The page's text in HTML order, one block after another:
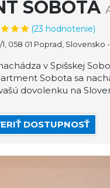
SOBOTA
(23 hodnotenie)
058 01 Poprad, Slovensko -
v Spišskej
Sobota sa
dovolenku na
DOSTUPNOSŤ